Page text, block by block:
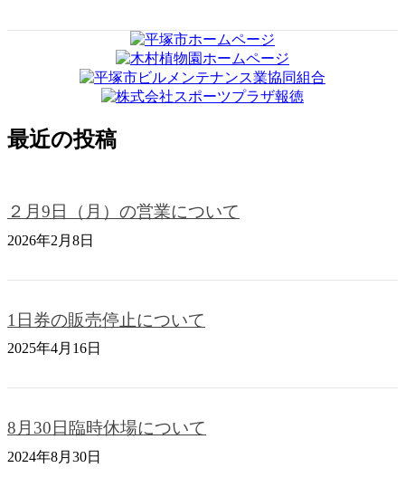
最近の投稿
２月9日（月）の営業について
2026年2月8日
1日券の販売停止について
2025年4月16日
8月30日臨時休場について
2024年8月30日